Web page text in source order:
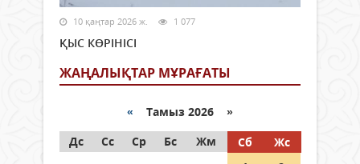
10 қаңтар 2026 ж. 1 077
ҚЫС КӨРІНІСІ
ЖАҢАЛЫҚТАР МҰРАҒАТЫ
« Тамыз 2026 »
Дс
Сс Ср Бс Жм Сб
Жс